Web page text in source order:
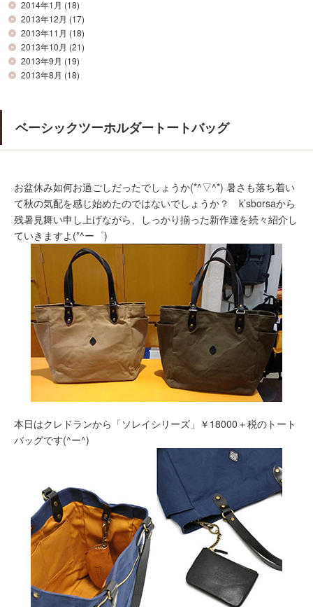
2014年1月 (18)
2013年12月 (17)
2013年11月 (18)
2013年10月 (21)
2013年9月 (19)
2013年8月 (18)
ベーシックツーホルダートートバッグ
お盆休み如何お過ごしだったでしょうか(*^▽^*) 暑さも落ち着い
て秋の気配を感じ始めたのではないでしょうか？ k’sborsaから
残暑見舞い申し上げながら、しっかり揃った新作達を続々紹介し
ていきますよ(*^ー゜)
本日はクレドランから「ソレイシリーズ」￥18000＋税のトート
バッグです(^ー^)